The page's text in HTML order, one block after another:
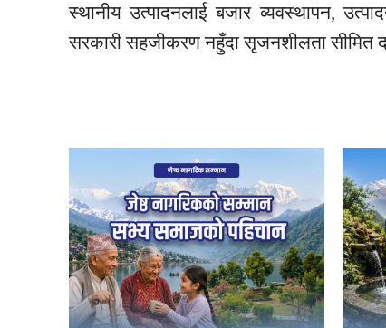
स्थानीय उत्पादनलाई बजार व्यवस्थापन,
सरकारी सहजीकरण नहुँदा सृजनशीलता सीमित